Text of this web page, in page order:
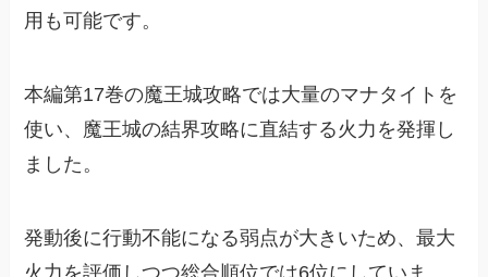
用も可能です。
本編第17巻の魔王城攻略では大量のマナタイトを
使い、魔王城の結界攻略に直結する火力を発揮し
ました。
発動後に行動不能になる弱点が大きいため、最大
火力を評価しつつ総合順位では6位にしていま